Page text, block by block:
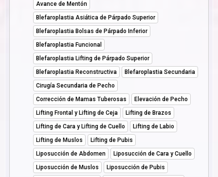
Avance de Mentón
Blefaroplastia Asiática de Párpado Superior
Blefaroplastia Bolsas de Párpado Inferior
Blefaroplastia Funcional
Blefaroplastia Lifting de Párpado Superior
Blefaroplastia Reconstructiva
Blefaroplastia Secundaria
Cirugía Secundaria de Pecho
Corrección de Mamas Tuberosas
Elevación de Pecho
Lifting Frontal y Lifting de Ceja
Lifting de Brazos
Lifting de Cara y Lifting de Cuello
Lifting de Labio
Lifting de Muslos
Lifting de Pubis
Liposucción de Abdomen
Liposucción de Cara y Cuello
Liposucción de Muslos
Liposucción de Pubis